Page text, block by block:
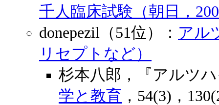
千人臨床試験（朝日，
donepezil（51位）： アル
リセプトなど）
杉本八郎，『アルツ
学と教育 ，54(3)，